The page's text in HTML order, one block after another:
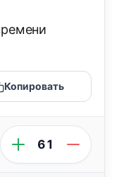
Копировать
61